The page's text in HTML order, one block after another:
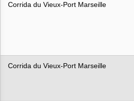
Corrida du Vieux-Port Marseille
Corrida du Vieux-Port Marseille